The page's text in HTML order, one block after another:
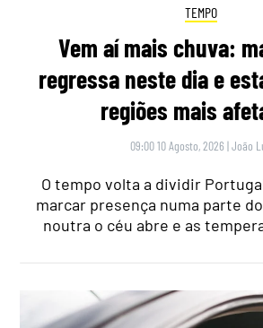
TEMPO
Vem aí mais chuva:
regressa neste dia e
regiões mais
09:00 10 Agosto, 2026 |João
O tempo volta a dividir
marcar presença numa parte
noutra o céu abre e as